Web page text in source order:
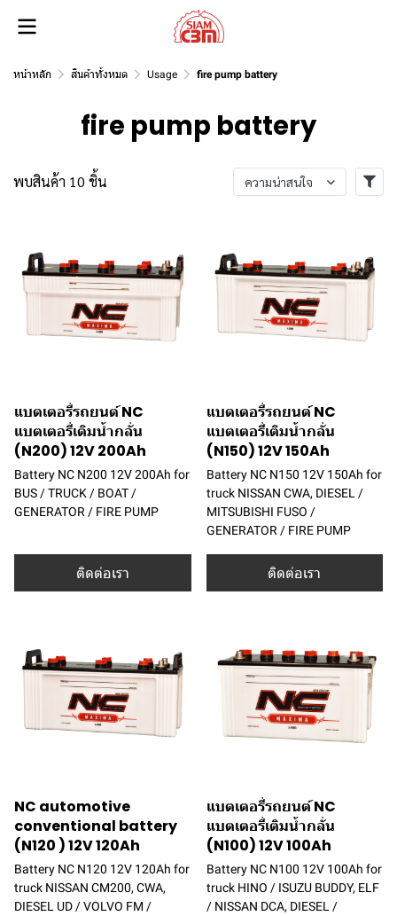
หน้าหลัก สินค้าทั้งหมด Usage fire pump battery
fire pump battery
พบสินค้า 10 ชิ้น ความน่าสนใจ
แบตเตอรี่รถยนต์ NC
แบตเตอรี่เติมน้ำกลั่น
(N200) 12V 200Ah
Battery NC N200 12V 200Ah for
BUS / TRUCK / BOAT /
GENERATOR / FIRE PUMP
ติดต่อเรา
แบตเตอรี่รถยนต์ NC
แบตเตอรี่เติมน้ำกลั่น
(N150) 12V 150Ah
Battery NC N150 12V 150Ah for
truck NISSAN CWA, DIESEL /
MITSUBISHI FUSO /
GENERATOR / FIRE PUMP
ติดต่อเรา
NC automotive
conventional battery
(N120 ) 12V 120Ah
Battery NC N120 12V 120Ah for
truck NISSAN CM200, CWA,
DIESEL UD / VOLVO FM /
แบตเตอรี่รถยนต์ NC
แบตเตอรี่เติมน้ำกลั่น
(N100) 12V 100Ah
Battery NC N100 12V 100Ah for
truck HINO / ISUZU BUDDY, ELF
/ NISSAN DCA, DIESEL /